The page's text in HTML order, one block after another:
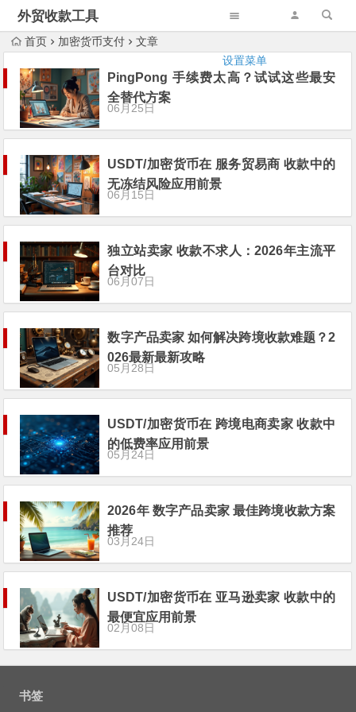
外贸收款工具
设置菜单
首页 加密货币支付 文章
PingPong 手续费太高？试试这些最安
全替代方案
06月25日
USDT/加密货币在 服务贸易商 收款中的
无冻结风险应用前景
06月15日
独立站卖家 收款不求人：2026年主流平
台对比
06月07日
数字产品卖家 如何解决跨境收款难题？2
026最新最新攻略
05月28日
USDT/加密货币在 跨境电商卖家 收款中
的低费率应用前景
05月24日
2026年 数字产品卖家 最佳跨境收款方案
推荐
03月24日
USDT/加密货币在 亚马逊卖家 收款中的
最便宜应用前景
02月08日
书签